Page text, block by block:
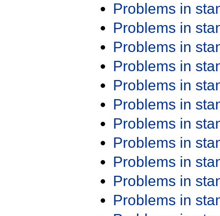
Problems in
Problems in
Problems in
Problems in
Problems in
Problems in
Problems in
Problems in
Problems in
Problems in
Problems in